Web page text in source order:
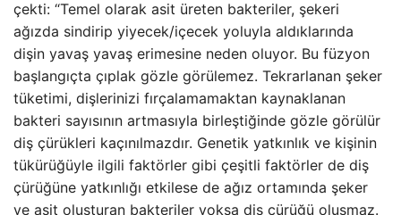
çekti: “Temel olarak asit üreten bakteriler, şekeri
ağızda sindirip yiyecek/içecek yoluyla aldıklarında
dişin yavaş yavaş erimesine neden oluyor. Bu füzyon
başlangıçta çıplak gözle görülemez. Tekrarlanan şeker
tüketimi, dişlerinizi fırçalamamaktan kaynaklanan
bakteri sayısının artmasıyla birleştiğinde gözle görülür
diş çürükleri kaçınılmazdır. Genetik yatkınlık ve kişinin
tükürüğüyle ilgili faktörler gibi çeşitli faktörler de diş
çürüğüne yatkınlığı etkilese de ağız ortamında şeker
ve asit oluşturan bakteriler yoksa diş çürüğü oluşmaz.